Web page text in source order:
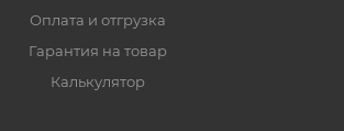
Оплата и отгрузка
Гарантия на товар
Калькулятор